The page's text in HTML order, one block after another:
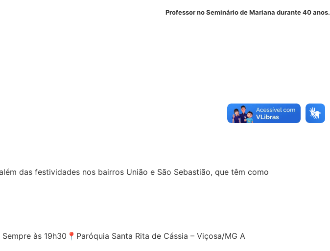
Professor no Seminário de Mariana durante 40 anos.
das festividades nos bairros União e São Sebastião, que têm como
às 19h30📍Paróquia Santa Rita de Cássia – Viçosa/MG A